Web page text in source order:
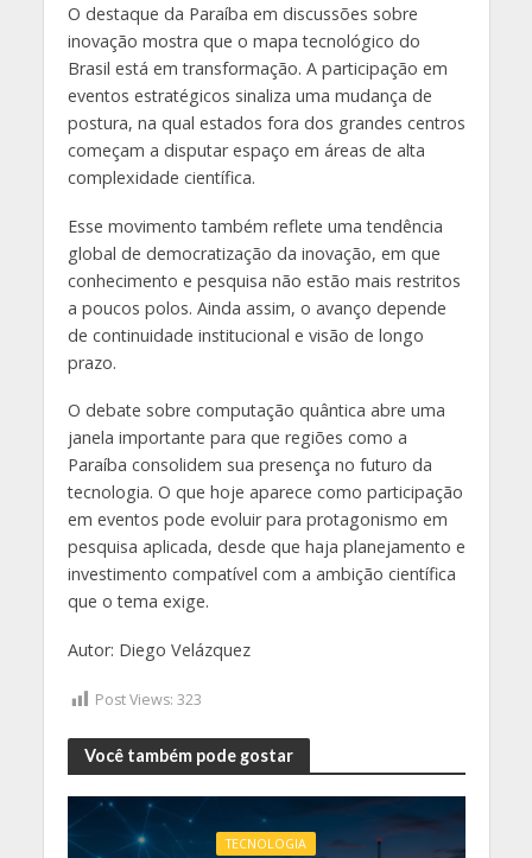
O destaque da Paraíba em discussões sobre
inovação mostra que o mapa tecnológico do
Brasil está em transformação. A participação em
eventos estratégicos sinaliza uma mudança de
postura, na qual estados fora dos grandes centros
começam a disputar espaço em áreas de alta
complexidade científica.
Esse movimento também reflete uma tendência
global de democratização da inovação, em que
conhecimento e pesquisa não estão mais restritos
a poucos polos. Ainda assim, o avanço depende
de continuidade institucional e visão de longo
prazo.
O debate sobre computação quântica abre uma
janela importante para que regiões como a
Paraíba consolidem sua presença no futuro da
tecnologia. O que hoje aparece como participação
em eventos pode evoluir para protagonismo em
pesquisa aplicada, desde que haja planejamento e
investimento compatível com a ambição científica
que o tema exige.
Autor: Diego Velázquez
Post Views: 323
Você também pode gostar
TECNOLOGIA